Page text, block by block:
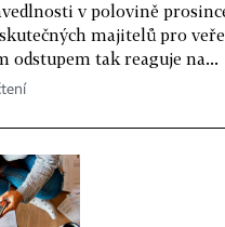
v polovině
majitelů pro
odstupem tak reaguje na...